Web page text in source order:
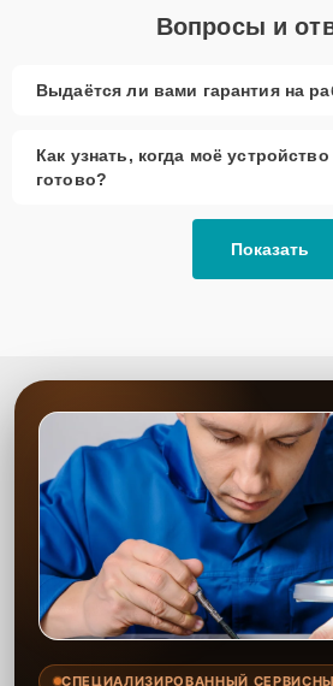
Вопросы и
Выдаётся ли вами гарантия на
Как узнать, когда моё
готово?
Показать
СПЕЦИАЛИЗИРОВАННЫЙ